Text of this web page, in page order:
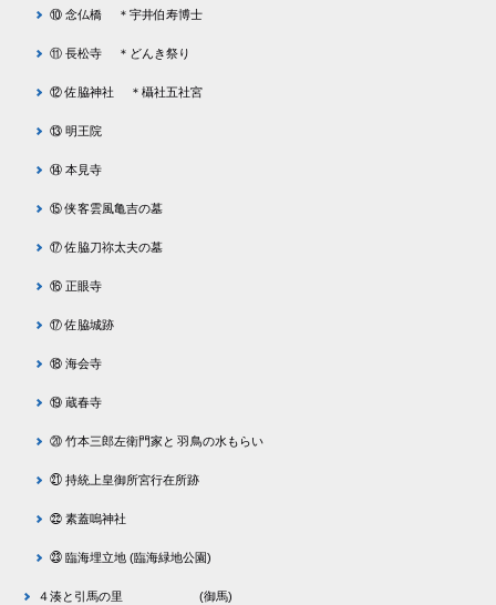
⑩ 念仏橋 ＊宇井伯寿博士
⑪ 長松寺 ＊どんき祭り
⑫ 佐脇神社 ＊欇社五社宮
⑬ 明王院
⑭ 本見寺
⑮ 侠客雲風亀吉の墓
⑰ 佐脇刀祢太夫の墓
⑯ 正眼寺
⑰ 佐脇城跡
⑱ 海会寺
⑲ 蔵春寺
⑳ 竹本三郎左衛門家と 羽鳥の水もらい
㉑ 持統上皇御所宮行在所跡
㉒ 素蓋嗚神社
㉓ 臨海埋立地 (臨海緑地公園)
４湊と引馬の里 (御馬)